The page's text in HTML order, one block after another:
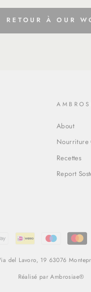
RETOUR À OUR
About
Nourriture
Recettes
Report
del Lavoro, 19 63076
Réalisé par Ambrosiae®